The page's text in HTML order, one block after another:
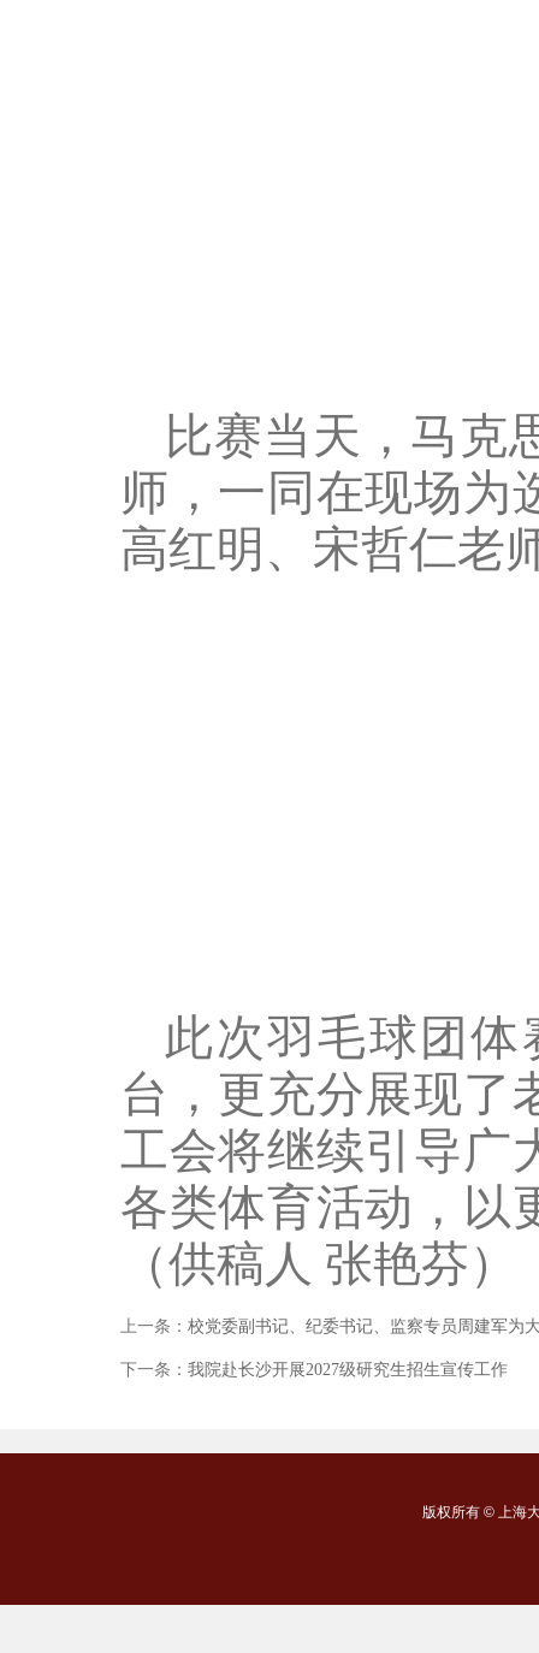
比赛当天，马克
师，一同在现场为
高红明、宋哲仁老
此次羽毛球团
台，更充分展现了
工会将继续引导广
各类体育活动，以
（供稿人 张艳芬）
上一条： 校党委副书记、纪委书记、监察专员周建军为
下一条： 我院赴长沙开展2027级研究生招生宣传工作
版权所有 ©上海